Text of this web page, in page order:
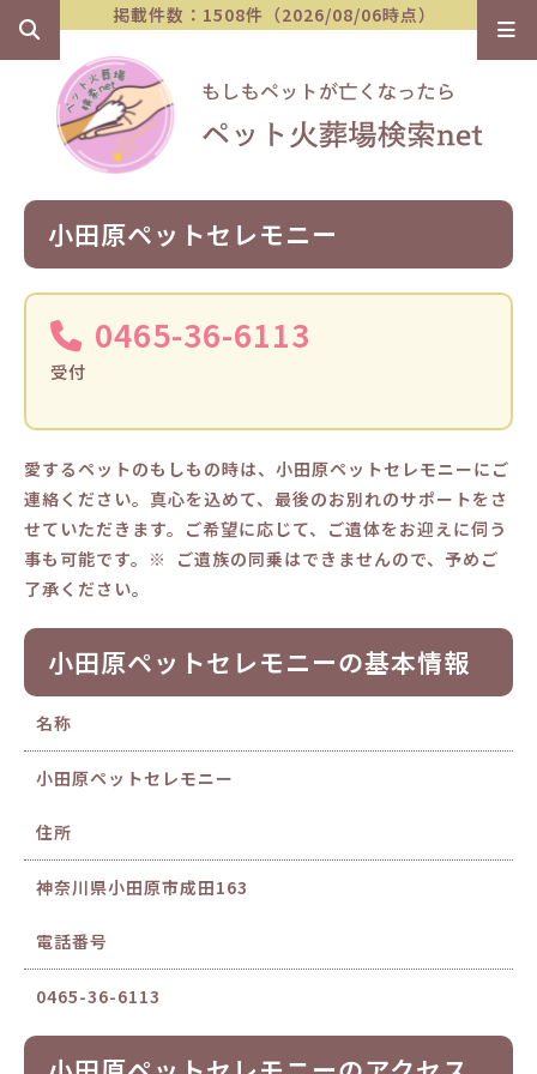
掲載件数：1508件（2026/08/06時点）
小田原ペットセレモニー
0465-36-6113
受付
愛するペットのもしもの時は、小田原ペットセレモニーにご
連絡ください。真心を込めて、最後のお別れのサポートをさ
せていただきます。ご希望に応じて、ご遺体をお迎えに伺う
事も可能です。※ ご遺族の同乗はできませんので、予めご
了承ください。
小田原ペットセレモニーの基本情報
名称
小田原ペットセレモニー
住所
神奈川県小田原市成田163
電話番号
0465-36-6113